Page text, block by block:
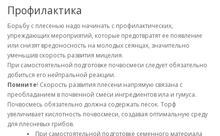
Профилактика
Борьбу с плесенью надо начинать с профилактических,
упреждающих мероприятий, которые предотвратят ее появление
или снизят вредоносность на молодых сеянцах, значительно
уменьшив скорость развития мицелия.
При самостоятельной подготовке почвосмеси следует обязательно
добиться его нейтральной реакции.
Помните! Скорость развития плесени напрямую связана с
преобладанием в почвенной смеси ингредиентов ила и гумуса.
Почвосмесь обязательно должна содержать песок. Торф
увеличивает кислотность почвосмеси, создавая оптимальную среду
для плесневых грибов.
При самостоятельной подготовке семенного материала